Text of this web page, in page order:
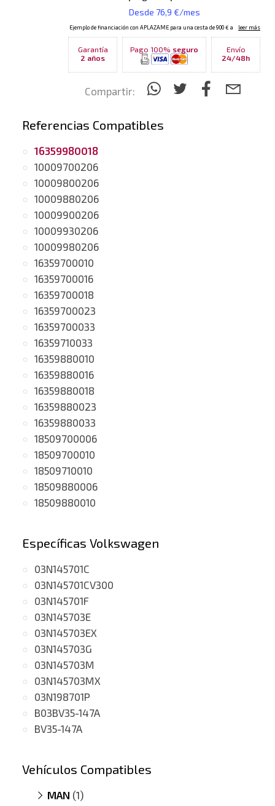
Garantía
2 años
Pago 100% seguro
Envío
24/48h
Compartir:
Referencias Compatibles
16359980018
10009700206
10009800206
10009880206
10009900206
10009930206
10009980206
16359700010
16359700016
16359700018
16359700023
16359700033
16359710033
16359880010
16359880016
16359880018
16359880023
16359880033
18509700006
18509700010
18509710010
18509880006
18509880010
Específicas Volkswagen
03N145701C
03N145701CV300
03N145701F
03N145703E
03N145703EX
03N145703G
03N145703M
03N145703MX
03N198701P
B03BV35-147A
BV35-147A
Vehículos Compatibles
MAN (1)